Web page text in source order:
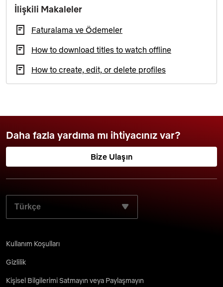
İlişkili Makaleler
Faturalama ve Ödemeler
How to download titles to watch offline
How to create, edit, or delete profiles
Daha fazla yardıma mı ihtiyacınız var?
Bize Ulaşın
TERCIH ETTIĞINIZ DILI SEÇIN:
Kullanım Koşulları
Gizlilik
Kişisel Bilgilerimi Satmayın veya Paylaşmayın